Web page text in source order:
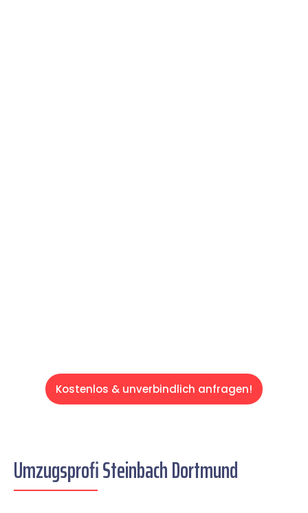
Kostenlos & unverbindlich anfragen!
Umzugsprofi Steinbach Dortmund